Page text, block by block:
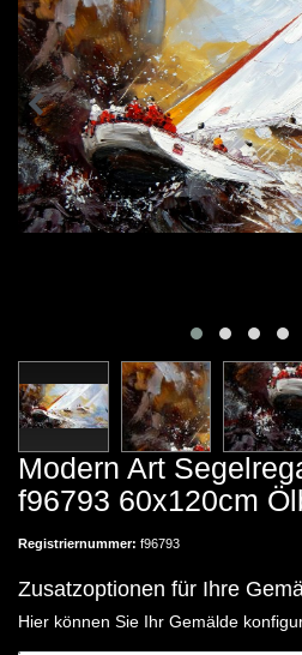
Modern Art
f96793 60x120cm
Registriernummer: f96793
Zusatzoptionen für Ihre
Hier können Sie Ihr Gemälde